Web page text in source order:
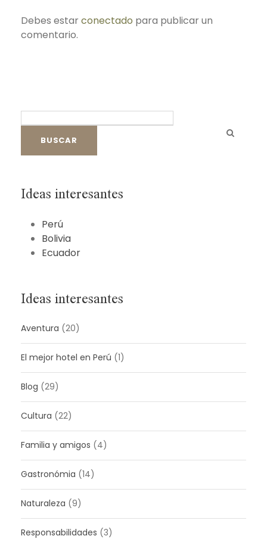
Debes estarconectado para publicar un
comentario.
c
r
:
Ideas interesantes
Perú
Bolivia
Ecuador
Ideas interesantes
Aventura (20)
El mejor hotel en Perú (1)
Blog (29)
Cultura (22)
Familia y amigos (4)
Gastronómia (14)
Naturaleza (9)
Responsabilidades (3)